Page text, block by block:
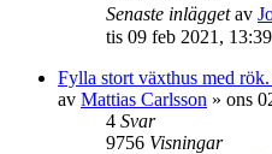
Senaste inläggetav
tis 09 feb 2021, 13:39
Fylla stort växthus med
av Mattias Carlsson » ons
4 Svar
9756 Visningar